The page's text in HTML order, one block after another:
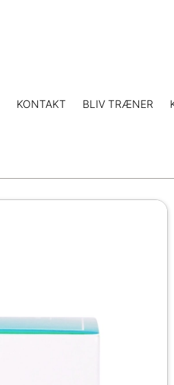
KONTAKT BLIV TRÆNER